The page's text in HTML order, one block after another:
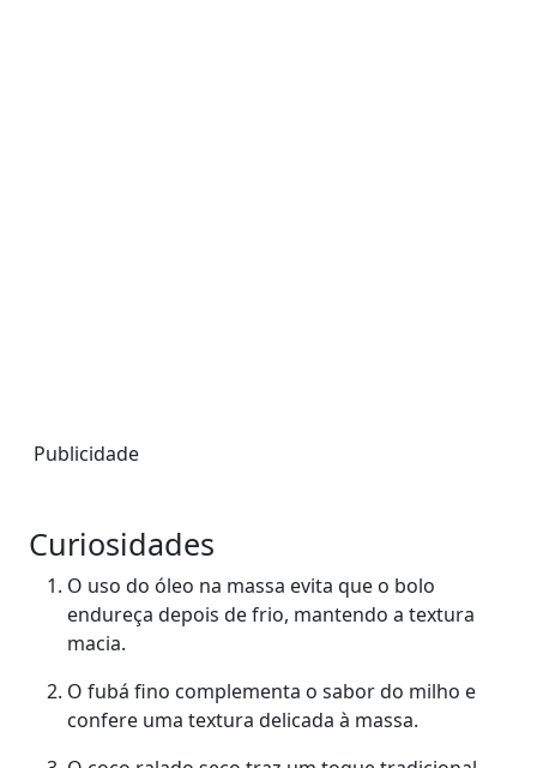
Publicidade
Curiosidades
O uso do óleo na massa evita que o bolo
endureça depois de frio, mantendo a textura
macia.
O fubá fino complementa o sabor do milho e
confere uma textura delicada à massa.